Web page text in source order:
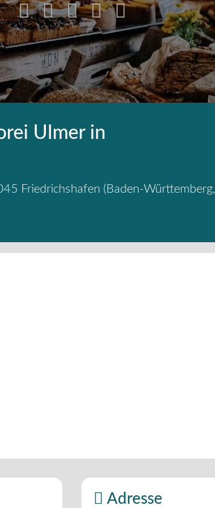
Ulmer in
Friedrichshafen ( Baden-Württemberg,
Adresse